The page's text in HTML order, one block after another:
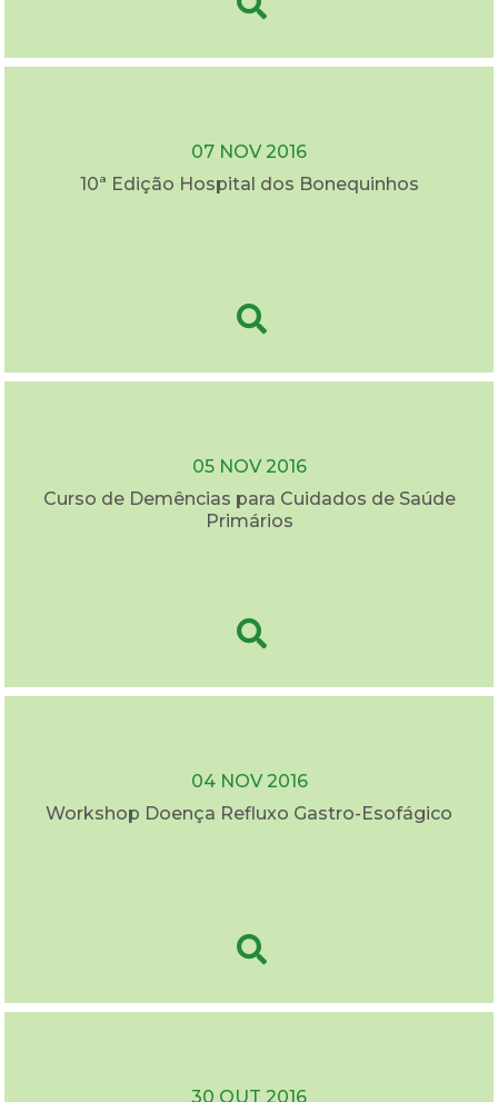
07 NOV 2016
10ª Edição Hospital dos Bonequinhos
05 NOV 2016
Curso de Demências para Cuidados de Saúde
Primários
04 NOV 2016
Workshop Doença Refluxo Gastro-Esofágico
30 OUT 2016